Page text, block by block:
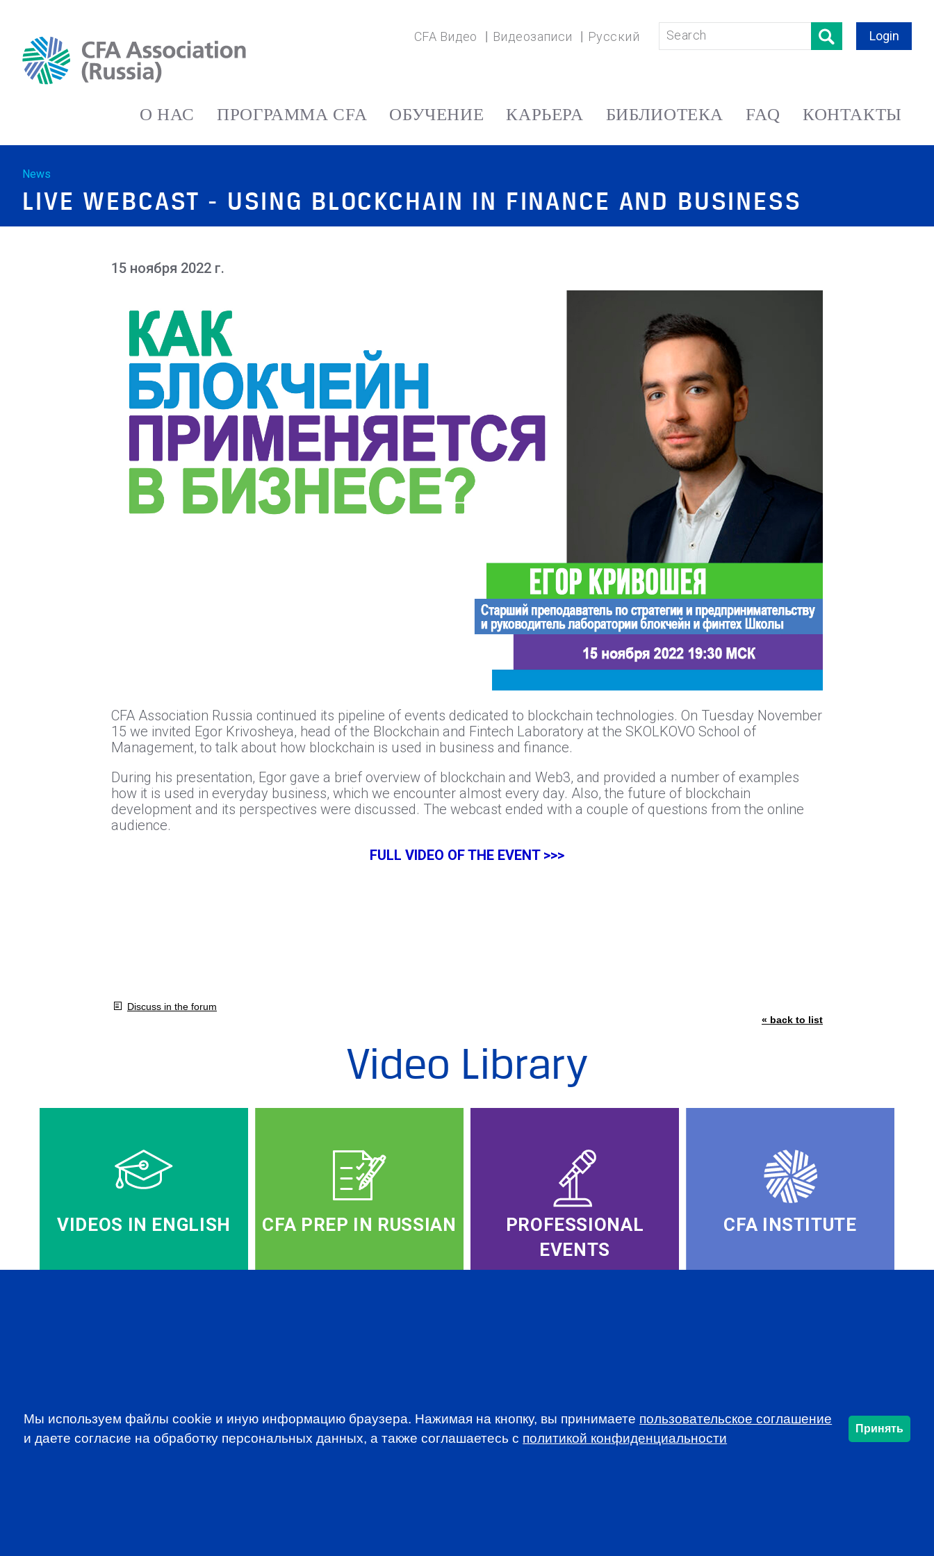
CFA Видео Видеозаписи Русский Login
О НАС ПРОГРАММА CFA ОБУЧЕНИЕ КАРЬЕРА БИБЛИОТЕКА FAQ КОНТАКТЫ
News
LIVE WEBCAST - USING BLOCKCHAIN IN FINANCE AND BUSINESS
15 ноября 2022 г.
CFA Association Russia continued its pipeline of events dedicated to blockchain technologies. On Tuesday November
15 we invited Egor Krivosheya, head of the Blockchain and Fintech Laboratory at the SKOLKOVO School of
Management, to talk about how blockchain is used in business and finance.
During his presentation, Egor gave a brief overview of blockchain and Web3, and provided a number of examples
how it is used in everyday business, which we encounter almost every day. Also, the future of blockchain
development and its perspectives were discussed. The webcast ended with a couple of questions from the online
audience.
FULL VIDEO OF THE EVENT >>>
Discuss in the forum
« back to list
Video Library
VIDEOS IN ENGLISH CFA PREP IN RUSSIAN
PROFESSIONAL
EVENTS
CFA INSTITUTE
SUBSCRIBE TO OUR NEWSLETTER
to be the first to know about all CFA news, events an
programms
SUBSCRIBE
Мы используем файлы cookie и иную информацию браузера. Нажимая на кнопку, вы принимаете пользовательское соглашение
и даете согласие на обработку персональных данных, а также соглашаетесь c политикой конфиденциальности
Принять